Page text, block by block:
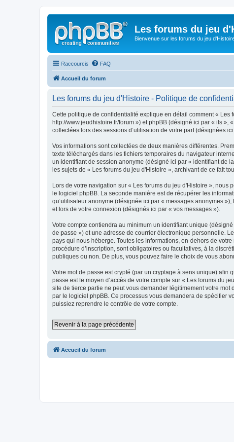
Les forums du jeu
Bienvenue sur les forums du jeu
Raccourcis FAQ
Accueil du forum
Les forums du jeu d'Histoire - Politique de
Cette politique de confidentialité explique en détail comment « Les
http://www.jeudhistoire.fr/forum ») et phpBB (désigné ici par « ils
collectées lors des sessions d’utilisation de votre part (désignées
Vos informations sont collectées de deux manières différentes.
texte téléchargés dans les fichiers temporaires du navigateur
un identifiant de session anonyme (désigné ici par « identifiant de
les sujets de « Les forums du jeu d'Histoire », archivant de ce fait
Lors de votre navigation sur « Les forums du jeu d'Histoire »,
le logiciel phpBB. La seconde manière est de récupérer les
qu’utilisateur anonyme (désignée ici par « messages anonymes
et lors de votre connexion (désignés ici par « vos messages »).
Votre compte contiendra au minimum un identifiant unique
de passe ») et une adresse de courrier électronique personnelle.
pays qui nous héberge. Toutes les informations, en-dehors de
procédure d’inscription, sont obligatoires ou facultatives, à la
publiques ou non. De plus, vous pouvez faire le choix de vous
Votre mot de passe est crypté (par un cryptage à sens unique) afin
passe est le moyen d’accès de votre compte sur « Les forums du
site de tierce partie ne peut vous demander légitimement votre
par le logiciel phpBB. Ce processus vous demandera de spécifier
puissiez reprendre le contrôle de votre compte.
Revenir à la page précédente
Accueil du forum